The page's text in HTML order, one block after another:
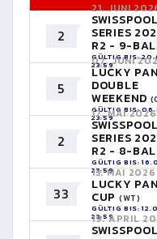
2
21. JUNI
SWISSPOOL
SERIES
R2 - 9-
GÜLTIG BIS:
23:59
5
07. JUNI
LUCKY
DOUBLE
WEEKEND
GÜLTIG BIS:
23:59
2
17. MAI 2026
SWISSPOOL
SERIES
R2 - 8-
GÜLTIG BIS:
23:59
33
13. MAI 2026
LUCKY
CUP (WT)
GÜLTIG BIS:
23:59
19. APRIL
SWISSPOOL